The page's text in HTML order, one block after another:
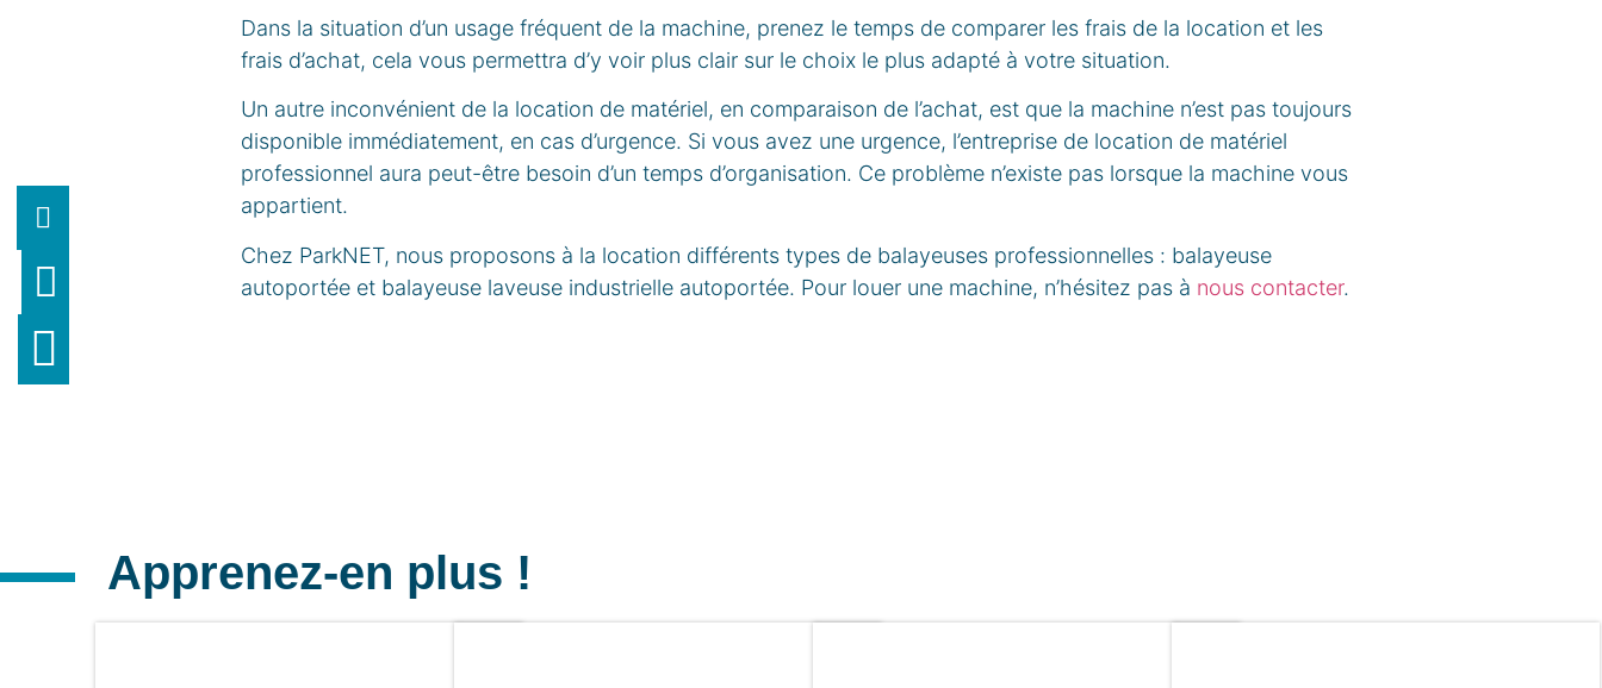
Dans la situation d’un usage fréquent de la machine, prenez le temps de comparer les frais de la location et les
frais d’achat, cela vous permettra d’y voir plus clair sur le choix le plus adapté à votre situation.
Un autre inconvénient de la location de matériel, en comparaison de l’achat, est que la machine n’est pas toujours
disponible immédiatement, en cas d’urgence. Si vous avez une urgence, l’entreprise de location de matériel
professionnel aura peut-être besoin d’un temps d’organisation. Ce problème n’existe pas lorsque la machine vous
appartient.
Chez ParkNET, nous proposons à la location différents types de balayeuses professionnelles : balayeuse
autoportée et balayeuse laveuse industrielle autoportée. Pour louer une machine, n’hésitez pas à nous contacter.
Apprenez-en plus !